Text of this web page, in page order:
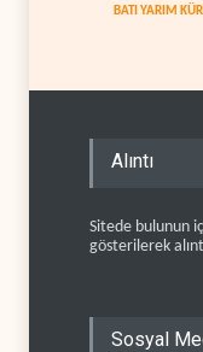
BATI YARIM
Alıntı
Sitede bulunun
gösterilerek
Sosyal